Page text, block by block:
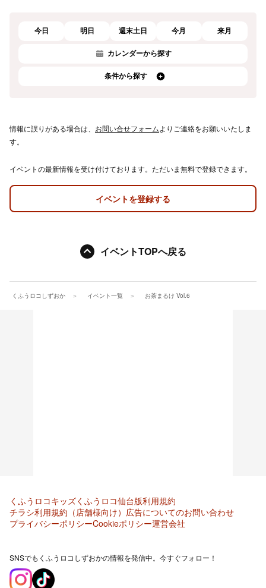
今日 明日 週末土日 今月 来月
カレンダーから探す
条件から探す
情報に誤りがある場合は、 お問い合せフォームよりご連絡をお願いいたしま
す。
イベントの最新情報を受け付けております。ただいま無料で登録できます。
イベントを登録する
イベントTOPへ戻る
くふうロコしずおか イベント一覧 お茶まるけ Vol.6
くふうロコキッズくふうロコ仙台版利用規約
チラシ利用規約（店舗様向け） 広告についてのお問い合わせ
プライバシーポリシーCookieポリシー運営会社
SNSでもくふうロコしずおかの情報を発信中。今すぐフォロー！